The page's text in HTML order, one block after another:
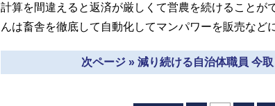
計算を間違えると返済が厳しくて営農を続けることが
んは畜舎を徹底して自動化してマンパワーを販売など
次ページ » 減り続ける自治体職員 今